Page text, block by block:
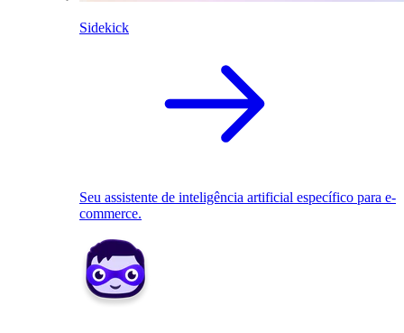
Sidekick
Seu assistente de inteligência artificial específico para e-
commerce.